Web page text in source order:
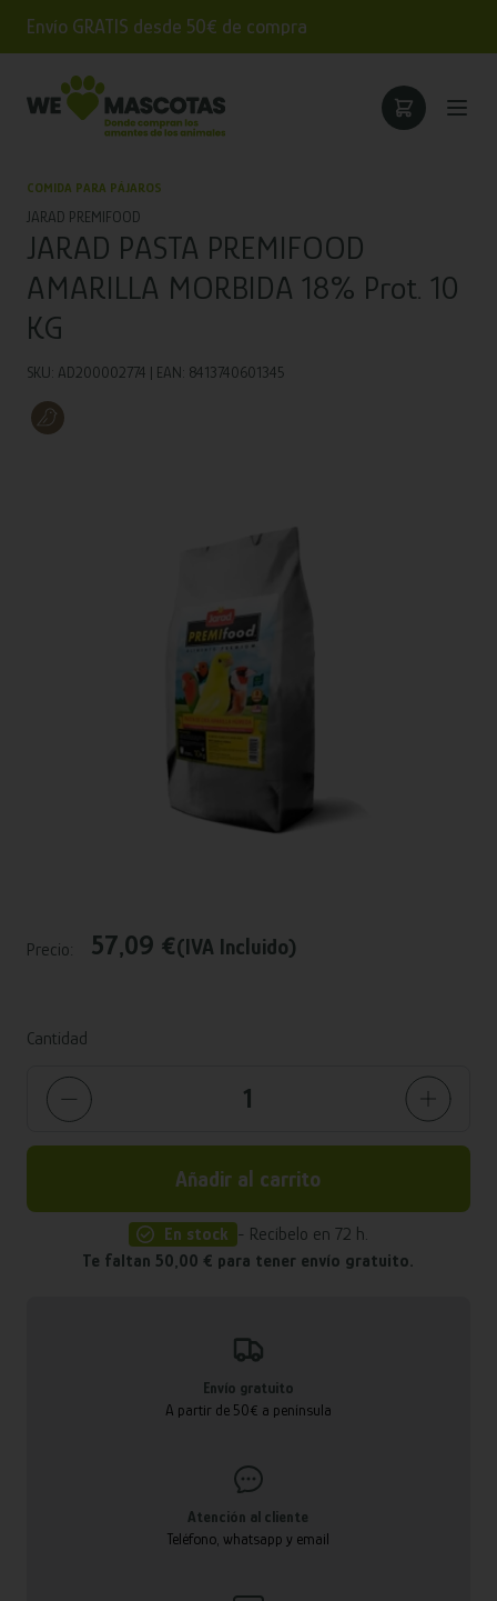
Envío GRATIS desde 50€ de compra
COMIDA PARA PÁJAROS
JARAD PREMIFOOD
JARAD PASTA PREMIFOOD
AMARILLA MORBIDA 18% Prot. 10
KG
SKU: AD200002774 | EAN: 8413740601345
Precio: 57,09 €(IVA Incluido)
Cantidad
Añadir al carrito
En stock - Recíbelo en 72 h.
Te faltan 50,00 € para tener envío gratuito.
Envío gratuito
A partir de 50€ a península
Atención al cliente
Teléfono, whatsapp y email